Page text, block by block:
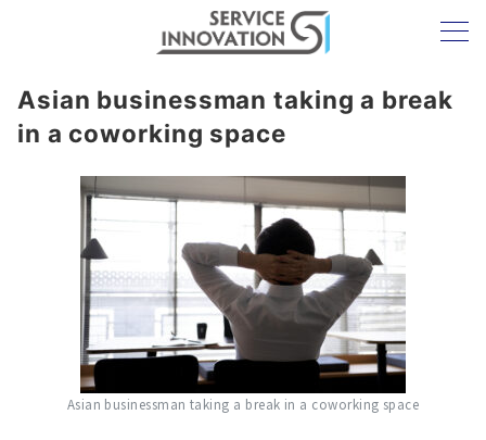
Asian businessman taking a break
in a coworking space
Asian businessman taking a break in a coworking space